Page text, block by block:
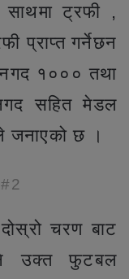
ट्रफी ,
प्राप्त गर्नेछन
नगद १००० तथा
सहित मेडल
जनाएको छ ।
चरण बाट
उक्त फुटबल